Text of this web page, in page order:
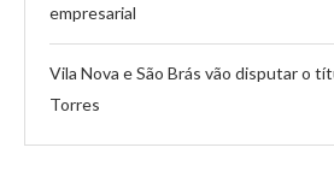
empresarial
Vila Nova e São Brás vão disputar o
Torres